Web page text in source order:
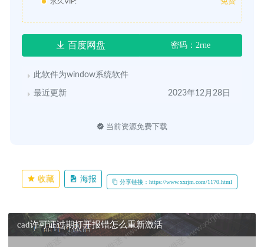
百度网盘 密码：2rne
此软件为window系统软件
最近更新 2023年12月28日
当前资源免费下载
收藏 海报 分享链接：https://www.xxrjm.com/1170.html
cad许可证过期打开报错怎么重新激活